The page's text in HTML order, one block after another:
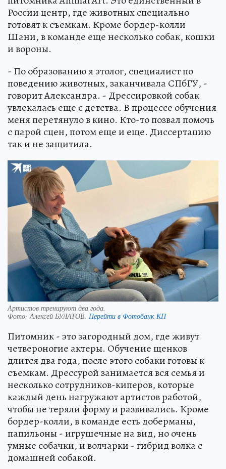
России центр, где животных специально
готовят к съемкам. Кроме бордер-колли
Шани, в команде еще несколько собак, кошки
и вороны.
- По образованию я этолог, специалист по
поведению животных, заканчивала СПбГУ, -
говорит Александра. - Дрессировкой собак
увлекалась еще с детства. В процессе обучения
меня перетянуло в кино. Кто-то позвал помочь
с парой сцен, потом еще и еще. Диссертацию
так и не защитила.
Артистов тренируют два года.
Фото:Алексей БУЛАТОВ. Перейти в Фотобанк КП
Питомник - это загородный дом, где живут
четвероногие актеры. Обучение щенков
длится два года, после этого собаки готовы к
съемкам. Дрессурой занимается вся семья и
несколько сотрудников-киперов, которые
каждый день нагружают артистов работой,
чтобы не теряли форму и развивались. Кроме
бордер-колли, в команде есть доберманы,
папильоны - игрушечные на вид, но очень
умные собачки, и волчарки - гибрид волка с
домашней собакой.